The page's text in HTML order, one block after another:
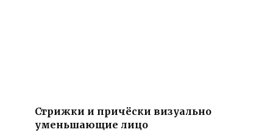
Стрижки и причёски визуально
уменьшающие лицо